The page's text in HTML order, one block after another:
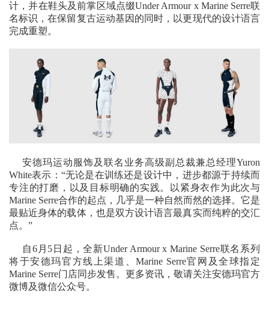
计，并在鞋头及前掌区域点缀Under Armour x Marine Serre联
名标识，在保留复古运动基因的同时，以更现代的设计语言
完成重塑。
安德玛运动服饰及联名业务高级副总裁兼总经理Yuron
White表示：“无论是在训练还是设计中，进步都源于持续而
专注的打磨，以及目标明确的实践。以紧身衣作为此次与
Marine Serre合作的起点，几乎是一种自然而然的选择。它是
最贴近身体的载体，也是双方设计语言最真实而纯粹的交汇
点。”
自6月5日起，全新Under Armour x Marine Serre联名系列
将于安德玛官方线上渠道、Marine Serre官网及全球指定
Marine Serre门店同步发售。更多资讯，敬请关注安德玛官方
微博及微信公众号。